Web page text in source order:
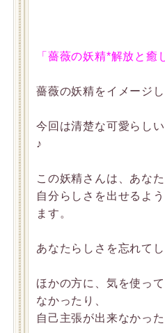
「薔薇の妖精*解放と癒
薔薇の妖精をイメージし
今回は清楚な可愛らし
♪
この妖精さんは、あなた
自分らしさを出せるよ
ます。
あなたらしさを忘れて
ほかの方に、気を使っ
なかったり、
自己主張が出来なかった